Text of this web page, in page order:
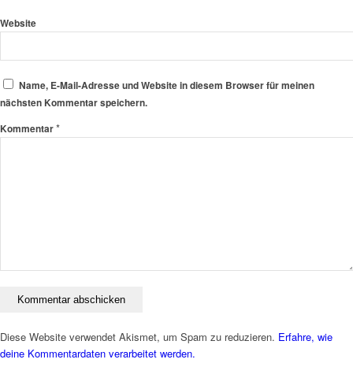
Website
Name, E-Mail-Adresse und Website in diesem Browser für meinen
nächsten Kommentar speichern.
Kommentar*
Diese Website verwendet Akismet, um Spam zu reduzieren. Erfahre, wie
deine Kommentardaten verarbeitet werden.